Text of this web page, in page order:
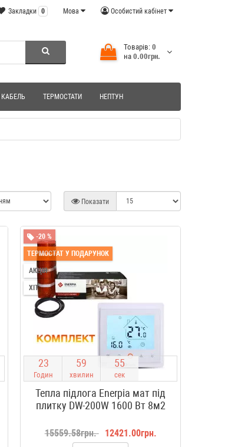
Особистий кабінет
Мова
Закладки 0
Товарів: 0
на 0.00грн.
ТЕРМОСТАТИ НЕПТУН
Показати
-20 %
ТЕРМОСТАТ У ПОДАРУНОК
АКЦІЯ
ХІТ
23
Годин
59
хвилин
54
сек
Тепла підлога Enerpia мат під
плитку DW-200W 1600 Вт 8м2
15559.58грн. 12421.00грн.